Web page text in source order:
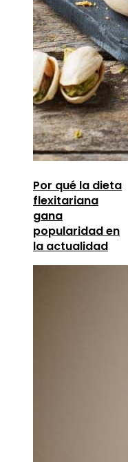
Por qué la dieta
flexitariana
gana
popularidad en
la actualidad